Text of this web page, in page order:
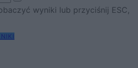
wyniki lub przyciśnij ESC,